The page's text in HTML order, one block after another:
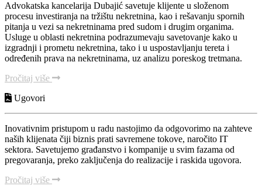
Advokatska kancelarija Dubajić savetuje klijente u složenom
procesu investiranja na tržištu nekretnina, kao i rešavanju spornih
pitanja u vezi sa nekretninama pred sudom i drugim organima.
Usluge u oblasti nekretnina podrazumevaju savetovanje kako u
izgradnji i prometu nekretnina, tako i u uspostavljanju tereta i
određenih prava na nekretninama, uz analizu poreskog tretmana.
Pročitaj više
Ugovori
Inovativnim pristupom u radu nastojimo da odgovorimo na zahteve
naših klijenata čiji biznis prati savremene tokove, naročito IT
sektora. Savetujemo građanstvo i kompanije u svim fazama od
pregovaranja, preko zaključenja do realizacije i raskida ugovora.
Pročitaj više